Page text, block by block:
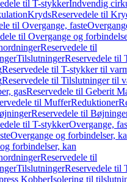
til T-stykkerIndvendig
KrydsReservedele til
til Overgange, faste
til Overgange og
Reservedele til
TilslutningerReservedele til
Reservedele til T-stykker til
Reservedele til Tilslutninger til
gasReservedele til Geberit
til MufferReduktioner
Reservedele til
til T-stykkerOvergange,
Overgange og forbindelser,
forbindelser, kan
Reservedele til
TilslutningerReservedele til
KobberIsolering til